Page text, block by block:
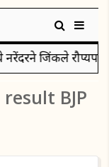
जिंकले रौप्यपदक
BJP